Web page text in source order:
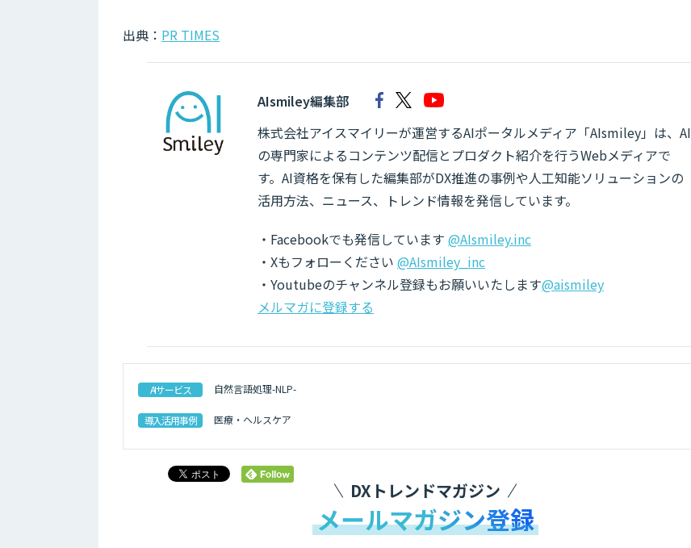
出典： PR TIMES
AIsmiley編集部
株式会社アイスマイリーが運営するAIポータルメディア「AIsmiley」は、AI
の専門家によるコンテンツ配信とプロダクト紹介を行うWebメディアで
す。AI資格を保有した編集部がDX推進の事例や人工知能ソリューションの
活用方法、ニュース、トレンド情報を発信しています。
・Facebookでも発信しています @AIsmiley.inc
・Xもフォローください @AIsmiley_inc
・Youtubeのチャンネル登録もお願いいたします@aismiley
メルマガに登録する
AIサービス 自然言語処理-NLP-
導入活用事例 医療・ヘルスケア
DXトレンドマガジン
メールマガジン登録